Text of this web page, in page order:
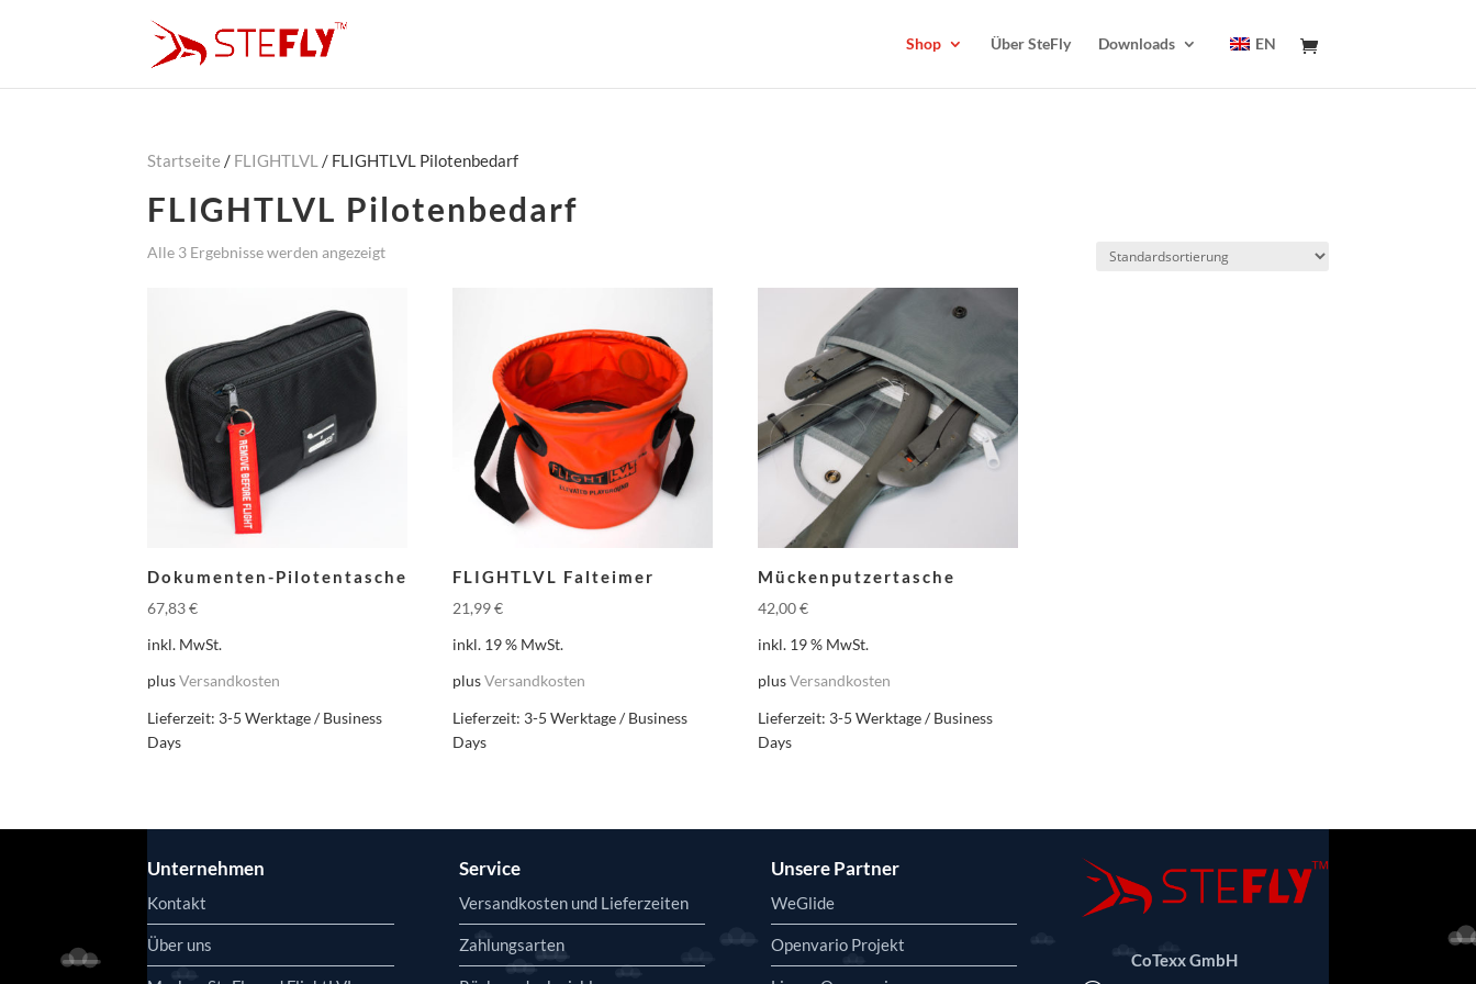
Shop Über SteFly Downloads EN
Startseite / FLIGHTLVL / FLIGHTLVL Pilotenbedarf
FLIGHTLVL Pilotenbedarf
Alle 3 Ergebnisse werden angezeigt
Dokumenten-Pilotentasche
67,83€
inkl. MwSt.
plusVersandkosten
Lieferzeit: 3-5 Werktage / Business
Days
FLIGHTLVL Falteimer
21,99€
inkl. 19 % MwSt.
plusVersandkosten
Lieferzeit: 3-5 Werktage / Business
Days
Mückenputzertasche
42,00€
inkl. 19 % MwSt.
plusVersandkosten
Lieferzeit: 3-5 Werktage / Business
Days
Unternehmen
Kontakt
Über uns
Service
Versandkosten und Lieferzeiten
Zahlungsarten
Unsere Partner
WeGlide
Openvario Projekt
CoTexx GmbH